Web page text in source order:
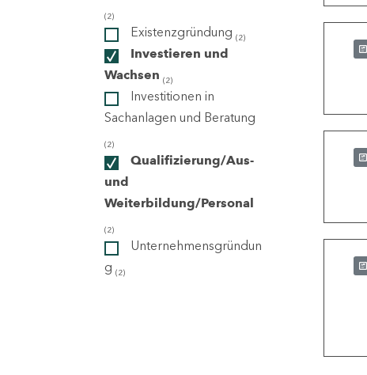
(2)
Existenzgründung (2)
Investieren und
Wachsen (2)
Investitionen in
Sachanlagen und Beratung
(2)
Qualifizierung/Aus-
und
Weiterbildung/Personal
(2)
Unternehmensgründun
g (2)